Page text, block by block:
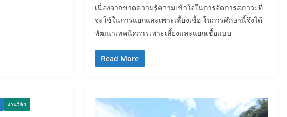
เนื่องจากขาดความรู้ความเข้าใจในการจัดการสภาวะที่
จะใช้ในการแยกและเพาะเลี้ยงเชื้อ ในการศึกษานี้จึงได้
พัฒนาเทคนิคการเพาะเลี้ยงและแยกเชื้อแบบ
Read More
งานวิจัย